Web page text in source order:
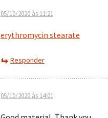
05/10/2020 às 11:21
erythromycin stearate
Responder
05/10/2020 às 14:01